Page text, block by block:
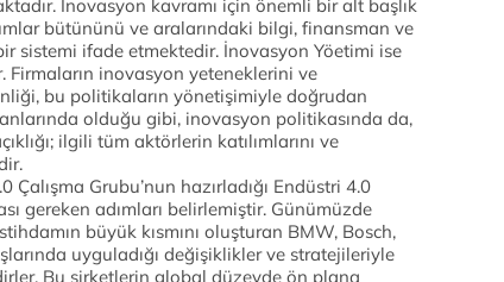
İnovasyon kavramı için önemli bir alt başlık
bütününü ve aralarındaki bilgi, finansman ve
sistemi ifade etmektedir. İnovasyon Yöetimi ise
Firmaların inovasyon yeteneklerini ve
bu politikaların yönetişimiyle doğrudan
olduğu gibi, inovasyon politikasında da,
ilgili tüm aktörlerin katılımlarını ve
Çalışma Grubu’nun hazırladığı Endüstri 4.0
gereken adımları belirlemiştir. Günümüzde
büyük kısmını oluşturan BMW, Bosch,
uyguladığı değişiklikler ve stratejileriyle
Bu şirketlerin global düzeyde ön plana